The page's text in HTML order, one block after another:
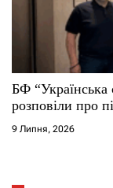
БФ
розповіли про
9 Липня, 2026